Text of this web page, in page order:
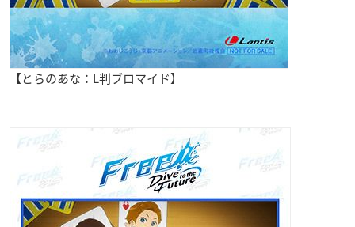
【とらのあな：L判ブロマイド】